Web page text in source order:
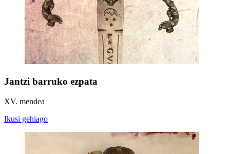
Jantzi barruko ezpata
XV. mendea
Ikusi gehiago